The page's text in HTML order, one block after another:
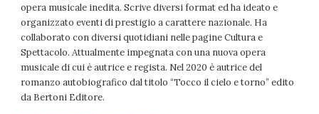
opera musicale inedita. Scrive diversi format ed ha ideato e
organizzato eventi di prestigio a carattere nazionale. Ha
collaborato con diversi quotidiani nelle pagine Cultura e
Spettacolo. Attualmente impegnata con una nuova opera
musicale di cui è autrice e regista. Nel 2020 è autrice del
romanzo autobiografico dal titolo “Tocco il cielo e torno” edito
da Bertoni Editore.